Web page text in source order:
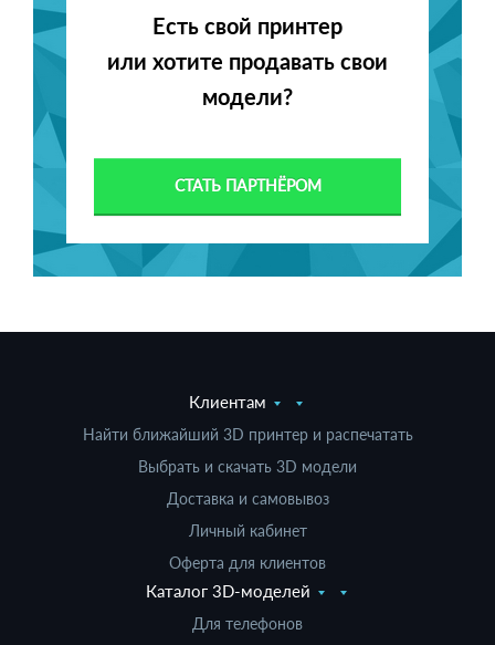
Есть свой принтер
или хотите продавать свои
модели?
СТАТЬ ПАРТНЁРОМ
Клиентам
Найти ближайший 3D принтер и распечатать
Выбрать и скачать 3D модели
Доставка и самовывоз
Личный кабинет
Оферта для клиентов
Каталог 3D-моделей
Для телефонов